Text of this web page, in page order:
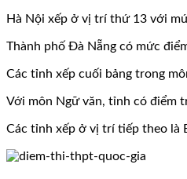
Hà Nội xếp ở vị trí thứ 13 với
Thành phố Đà Nẵng có mức
Các tỉnh xếp cuối bảng trong
Với môn Ngữ văn, tỉnh có điểm
Các tỉnh xếp ở vị trí tiếp theo là